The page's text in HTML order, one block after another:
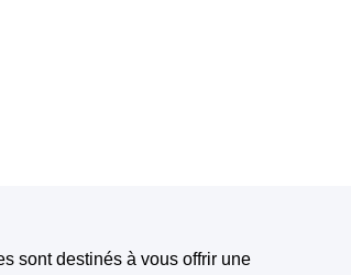
sont destinés à vous offrir une